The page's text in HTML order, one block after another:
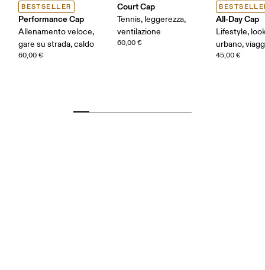
BESTSELLER
Performance Cap
Allenamento veloce,
gare su strada, caldo
60,00 €
Court Cap
Tennis, leggerezza,
ventilazione
60,00 €
All-Day Cap
Lifestyle,
urbano,
45,00 €